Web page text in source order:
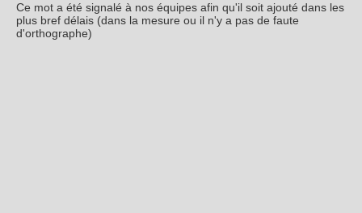
Ce mot a été signalé à nos équipes afin qu'il soit ajouté dans les
plus bref délais (dans la mesure ou il n'y a pas de faute
d'orthographe)